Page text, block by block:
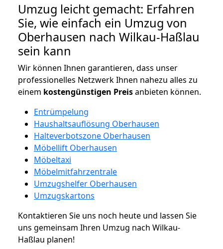
Umzug leicht gemacht: Erfahren
Sie, wie einfach ein Umzug von
Oberhausen nach Wilkau-Haßlau
sein kann
Wir können Ihnen garantieren, dass unser
professionelles Netzwerk Ihnen nahezu alles zu
einem kostengünstigen Preisanbieten können.
Entrümpelung
Haushaltsauflösung Oberhausen
Halteverbotszone Oberhausen
Möbellift Oberhausen
Möbeltaxi
Möbelmitfahrzentrale
Umzugshelfer Oberhausen
Umzugskartons
Kontaktieren Sie uns noch heute und lassen Sie
uns gemeinsam Ihren Umzug nach Wilkau-
Haßlau planen!